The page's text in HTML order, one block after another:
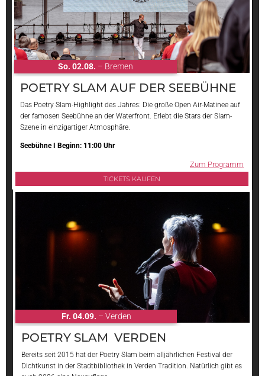
So. 02.08. – Bremen
POETRY SLAM AUF DER SEEBÜHNE
Das Poetry Slam-Highlight des Jahres: Die große Open Air-Matinee auf
der famosen Seebühne an der Waterfront. Erlebt die Stars der Slam-
Szene in einzigartiger Atmosphäre.
Seebühne I Beginn: 11:00 Uhr
Zum Programm
TICKETS KAUFEN
Fr. 04.09. – Verden
POETRY SLAM VERDEN
Bereits seit 2015 hat der Poetry Slam beim alljährlichen Festival der
Dichtkunst in der Stadtbibliothek in Verden Tradition. Natürlich gibt es